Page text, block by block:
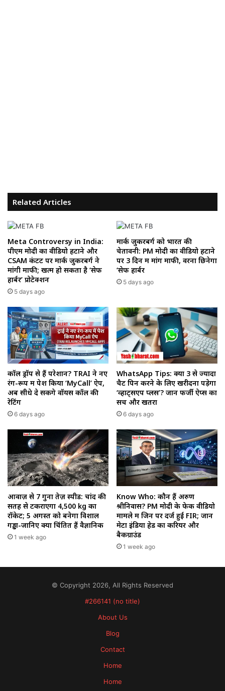
Related Articles
Meta Controversy in India:
पीएम मोदी का वीडियो हटाने और
CSAM कंटेंट पर मार्क जुकरबर्ग ने
मांगी माफी; खत्म हो सकता है ‘सेफ
हार्बर’ प्रोटेक्शन
5 days ago
मार्क जुकरबर्ग को भारत की
चेतावनी: PM मोदी का वीडियो हटाने
पर 3 दिन में मांगें माफी, वरना छिनेगा
‘सेफ हार्बर
5 days ago
कॉल ड्रॉप से हैं परेशान? TRAI ने नए
रंग-रूप में पेश किया ‘MyCall’ ऐप,
अब सीधे दे सकेंगे वॉयस कॉल की
रेटिंग
6 days ago
WhatsApp Tips: क्या 3 से ज्यादा
चैट पिन करने के लिए खरीदना पड़ेगा
‘व्हाट्सएप प्लस’? जानें फर्जी ऐप्स का
सच और खतरा
6 days ago
आवाज़ से 7 गुना तेज़ स्पीड: चांद की
सतह से टकराएगा 4,500 kg का
रॉकेट; 5 अगस्त को बनेगा विशाल
गड्ढा-जानिए क्यों चिंतित हैं वैज्ञानिक
1 week ago
Know Who: कौन हैं अरुण
श्रीनिवास? PM मोदी के फेक वीडियो
मामले में जिन पर दर्ज हुई FIR; जानें
मेटा इंडिया हेड का करियर और
बैकग्राउंड
1 week ago
© Copyright 2026, All Rights Reserved
#266141 (no title)
About Us
Blog
Contact
Home
Home